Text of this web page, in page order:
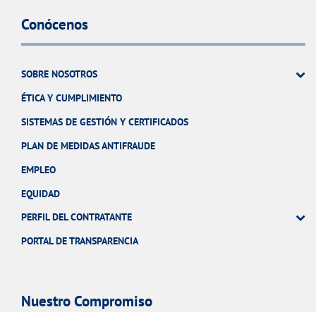
Conócenos
SOBRE NOSOTROS
ÉTICA Y CUMPLIMIENTO
SISTEMAS DE GESTIÓN Y CERTIFICADOS
PLAN DE MEDIDAS ANTIFRAUDE
EMPLEO
EQUIDAD
PERFIL DEL CONTRATANTE
PORTAL DE TRANSPARENCIA
Nuestro Compromiso